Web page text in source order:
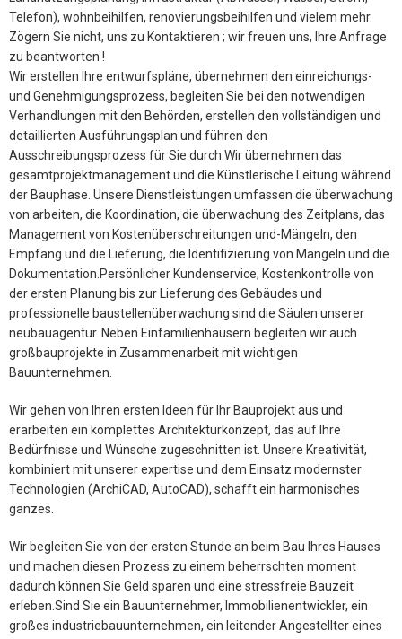
Telefon), wohnbeihilfen, renovierungsbeihilfen und vielem mehr.
Zögern Sie nicht, uns zu Kontaktieren ; wir freuen uns, Ihre Anfrage
zu beantworten !
Wir erstellen Ihre entwurfspläne, übernehmen den einreichungs-
und Genehmigungsprozess, begleiten Sie bei den notwendigen
Verhandlungen mit den Behörden, erstellen den vollständigen und
detaillierten Ausführungsplan und führen den
Ausschreibungsprozess für Sie durch.Wir übernehmen das
gesamtprojektmanagement und die Künstlerische Leitung während
der Bauphase. Unsere Dienstleistungen umfassen die überwachung
von arbeiten, die Koordination, die überwachung des Zeitplans, das
Management von Kostenüberschreitungen und-Mängeln, den
Empfang und die Lieferung, die Identifizierung von Mängeln und die
Dokumentation.Persönlicher Kundenservice, Kostenkontrolle von
der ersten Planung bis zur Lieferung des Gebäudes und
professionelle baustellenüberwachung sind die Säulen unserer
neubauagentur. Neben Einfamilienhäusern begleiten wir auch
großbauprojekte in Zusammenarbeit mit wichtigen
Bauunternehmen.
Wir gehen von Ihren ersten Ideen für Ihr Bauprojekt aus und
erarbeiten ein komplettes Architekturkonzept, das auf Ihre
Bedürfnisse und Wünsche zugeschnitten ist. Unsere Kreativität,
kombiniert mit unserer expertise und dem Einsatz modernster
Technologien (ArchiCAD, AutoCAD), schafft ein harmonisches
ganzes.
Wir begleiten Sie von der ersten Stunde an beim Bau Ihres Hauses
und machen diesen Prozess zu einem beherrschten moment
dadurch können Sie Geld sparen und eine stressfreie Bauzeit
erleben.Sind Sie ein Bauunternehmer, Immobilienentwickler, ein
großes industriebauunternehmen, ein leitender Angestellter eines